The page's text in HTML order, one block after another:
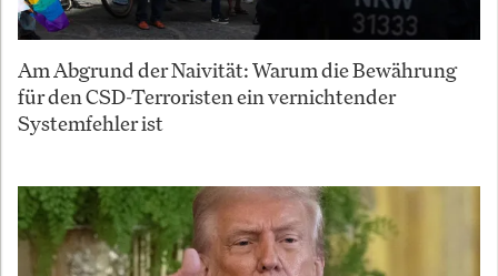
Am Abgrund der Naivität: Warum die Bewährung
für den CSD-Terroristen ein vernichtender
Systemfehler ist